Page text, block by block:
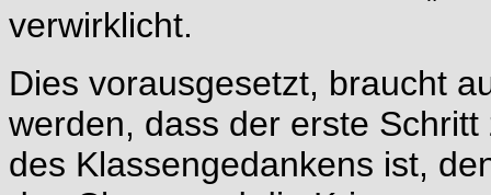
verwirklicht.
Dies vorausgesetzt, braucht
werden, dass der erste
des Klassengedankens ist,